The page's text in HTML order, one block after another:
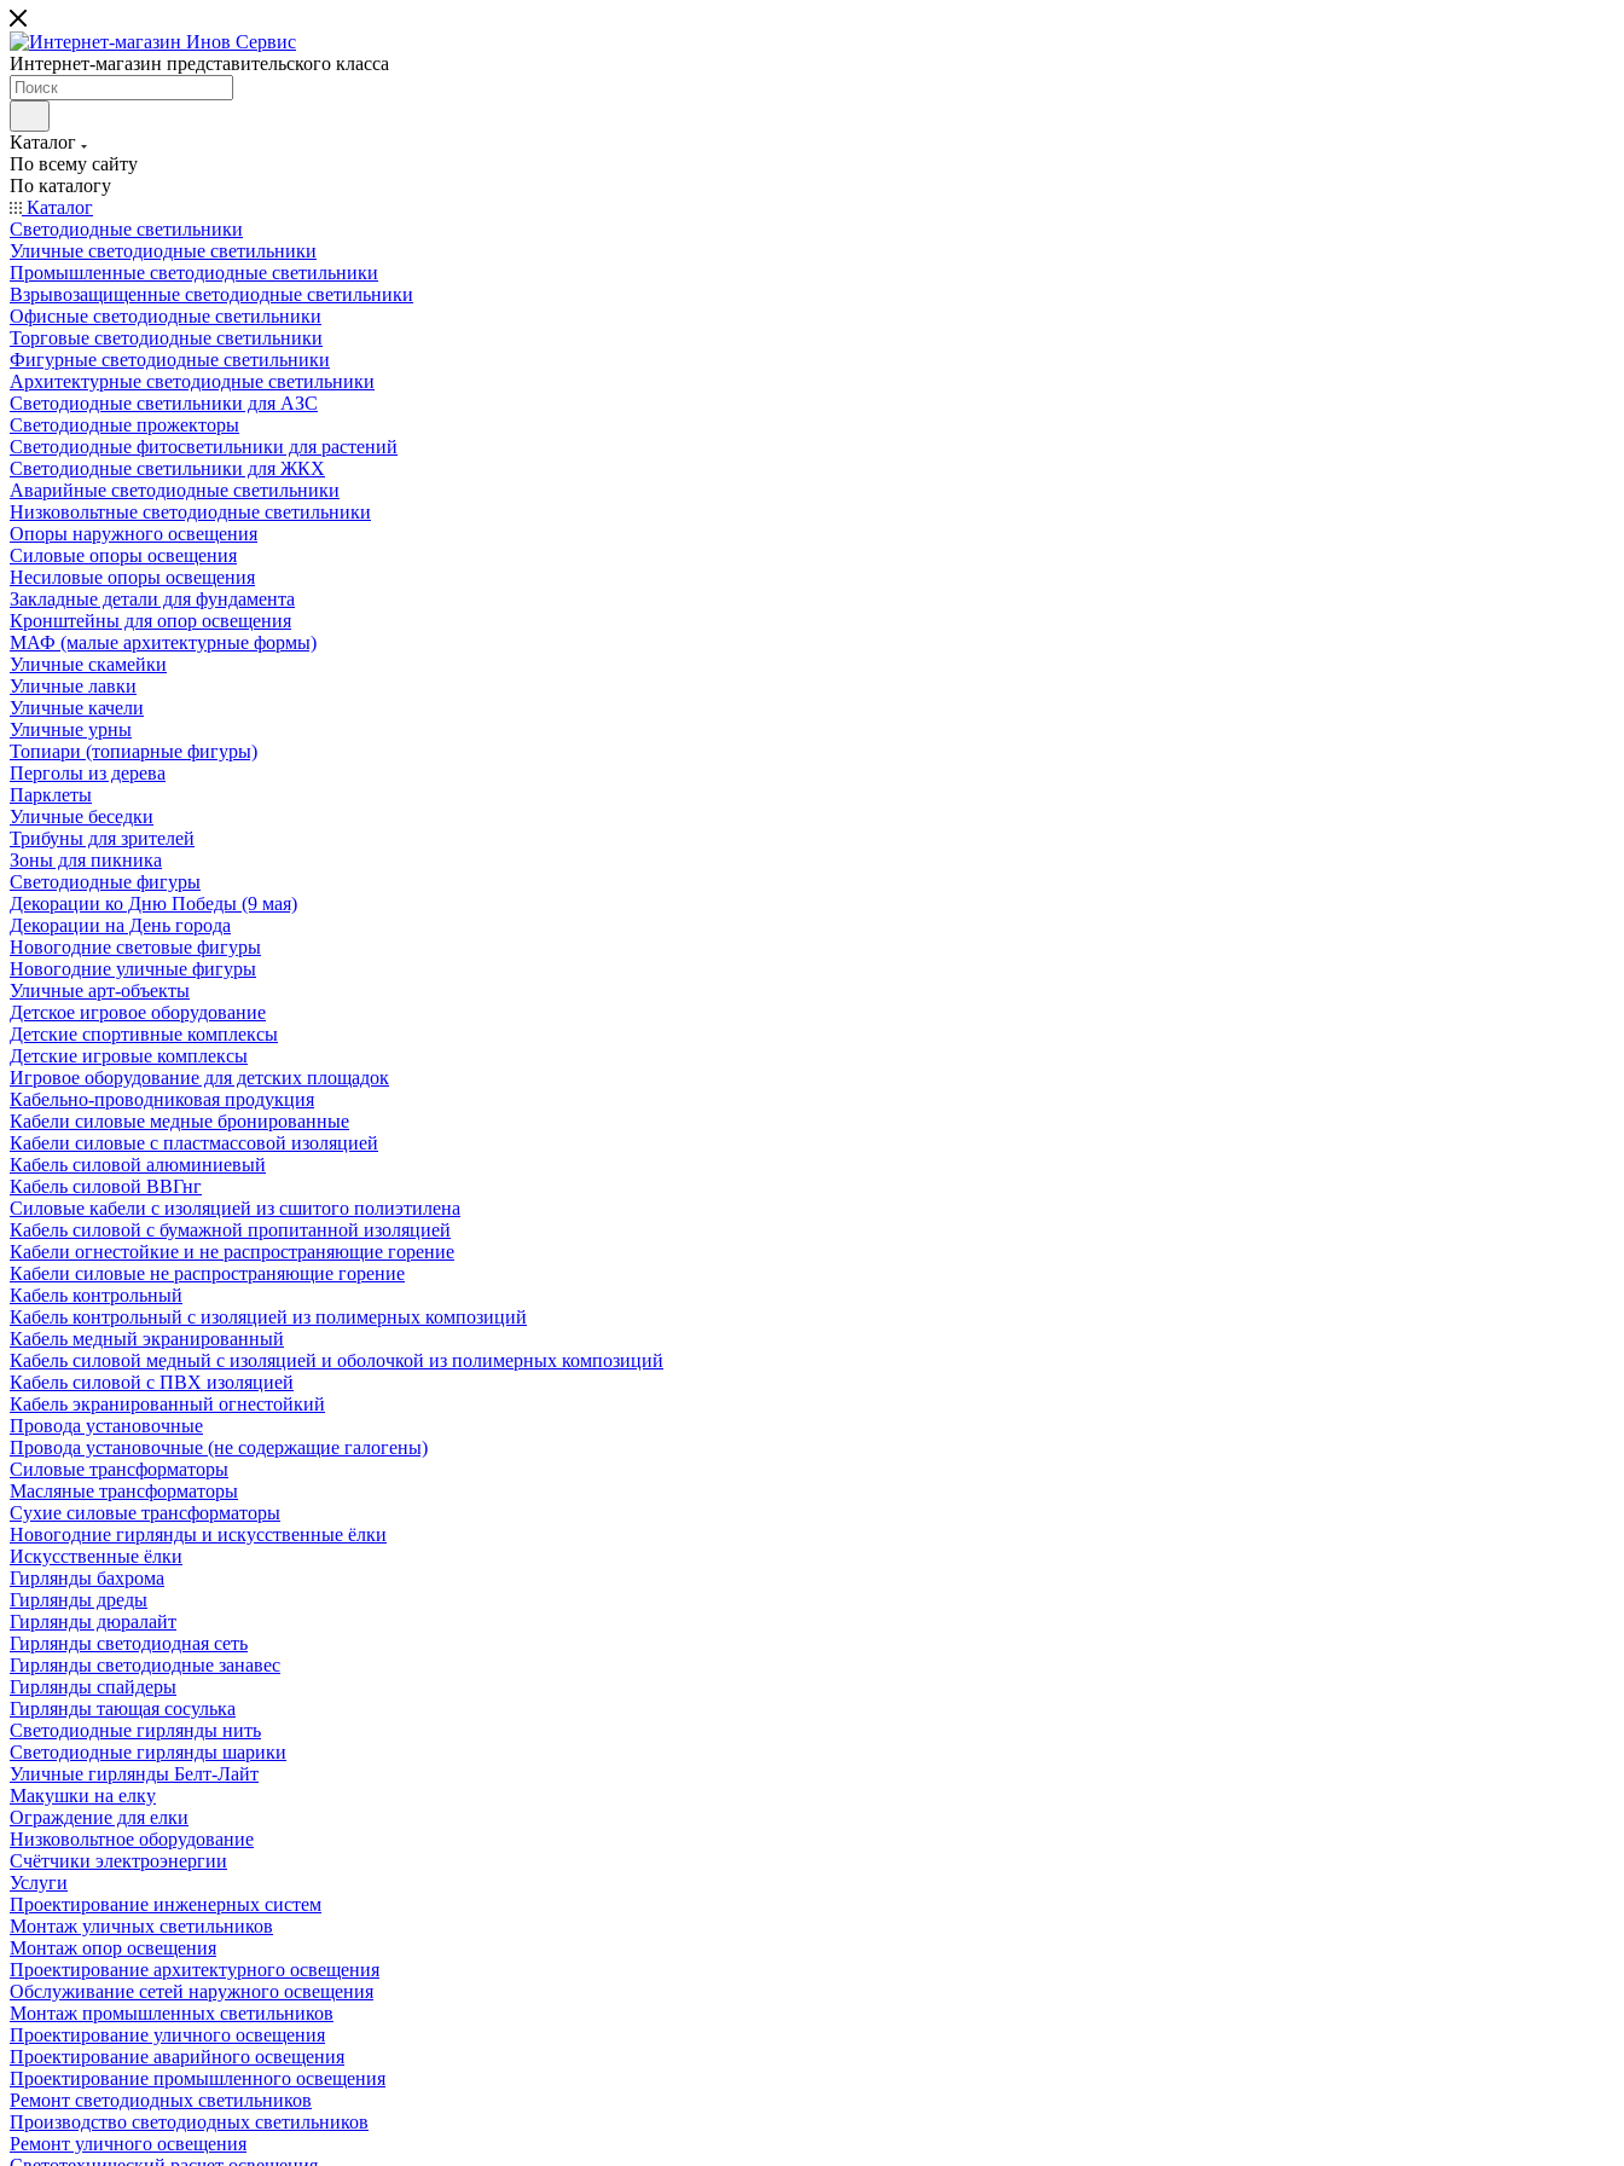
Интернет-магазин представительского класса
Каталог
По всему сайту
По каталогу
Каталог
Светодиодные светильники
Уличные светодиодные светильники
Промышленные светодиодные светильники
Взрывозащищенные светодиодные светильники
Офисные светодиодные светильники
Торговые светодиодные светильники
Фигурные светодиодные светильники
Архитектурные светодиодные светильники
Светодиодные светильники для АЗС
Светодиодные прожекторы
Светодиодные фитосветильники для растений
Светодиодные светильники для ЖКХ
Аварийные светодиодные светильники
Низковольтные светодиодные светильники
Опоры наружного освещения
Силовые опоры освещения
Несиловые опоры освещения
Закладные детали для фундамента
Кронштейны для опор освещения
МАФ (малые архитектурные формы)
Уличные скамейки
Уличные лавки
Уличные качели
Уличные урны
Топиари (топиарные фигуры)
Перголы из дерева
Парклеты
Уличные беседки
Трибуны для зрителей
Зоны для пикника
Светодиодные фигуры
Декорации ко Дню Победы (9 мая)
Декорации на День города
Новогодние световые фигуры
Новогодние уличные фигуры
Уличные арт-объекты
Детское игровое оборудование
Детские спортивные комплексы
Детские игровые комплексы
Игровое оборудование для детских площадок
Кабельно-проводниковая продукция
Кабели силовые медные бронированные
Кабели силовые с пластмассовой изоляцией
Кабель силовой алюминиевый
Кабель силовой ВВГнг
Силовые кабели с изоляцией из сшитого полиэтилена
Кабель силовой с бумажной пропитанной изоляцией
Кабели огнестойкие и не распространяющие горение
Кабели силовые не распространяющие горение
Кабель контрольный
Кабель контрольный с изоляцией из полимерных композиций
Кабель медный экранированный
Кабель силовой медный с изоляцией и оболочкой из полимерных композиций
Кабель силовой с ПВХ изоляцией
Кабель экранированный огнестойкий
Провода установочные
Провода установочные (не содержащие галогены)
Силовые трансформаторы
Масляные трансформаторы
Сухие силовые трансформаторы
Новогодние гирлянды и искусственные ёлки
Искусственные ёлки
Гирлянды бахрома
Гирлянды дреды
Гирлянды дюралайт
Гирлянды светодиодная сеть
Гирлянды светодиодные занавес
Гирлянды спайдеры
Гирлянды тающая сосулька
Светодиодные гирлянды нить
Светодиодные гирлянды шарики
Уличные гирлянды Белт-Лайт
Макушки на елку
Ограждение для елки
Низковольтное оборудование
Счётчики электроэнергии
Услуги
Проектирование инженерных систем
Монтаж уличных светильников
Монтаж опор освещения
Проектирование архитектурного освещения
Обслуживание сетей наружного освещения
Монтаж промышленных светильников
Проектирование уличного освещения
Проектирование аварийного освещения
Проектирование промышленного освещения
Ремонт светодиодных светильников
Производство светодиодных светильников
Ремонт уличного освещения